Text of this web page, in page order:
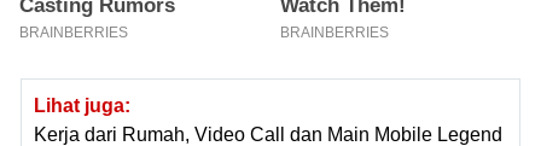
Lihat juga:
Kerja dari Rumah, Video Call dan Main Mobile Legend